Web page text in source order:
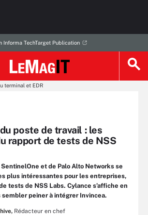
Informa TechTarget Publication
terminal et EDR
poste de travail : les
rapport de tests de NSS
et de Palo Alto Networks se
plus intéressantes pour les entreprises,
tests de NSS Labs. Cylance s’affiche en
peiner à intégrer Invincea.
Rédacteur en chef